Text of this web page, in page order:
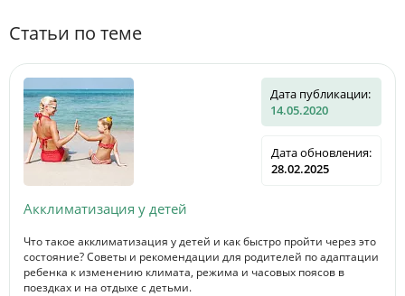
Статьи по теме
Дата публикации:
14.05.2020
Дата обновления:
28.02.2025
Акклиматизация у детей
Что такое акклиматизация у детей и как быстро пройти через это
состояние? Советы и рекомендации для родителей по адаптации
ребенка к изменению климата, режима и часовых поясов в
поездках и на отдыхе с детьми.